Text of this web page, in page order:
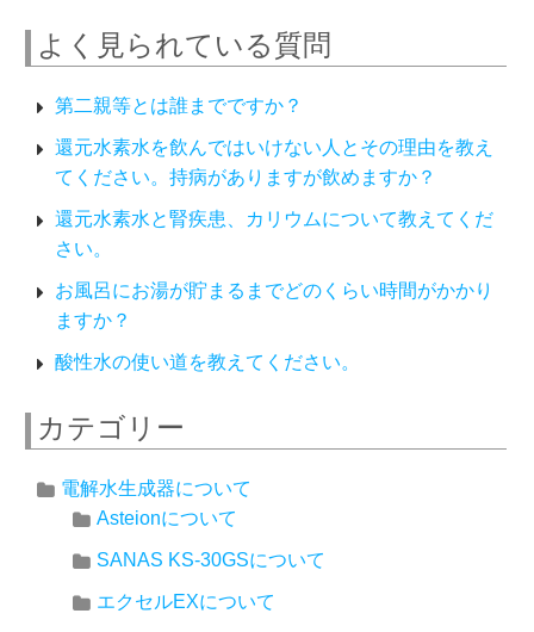
よく見られている質問
第二親等とは誰までですか？
還元水素水を飲んではいけない人とその理由を教え
てください。持病がありますが飲めますか？
還元水素水と腎疾患、カリウムについて教えてくだ
さい。
お風呂にお湯が貯まるまでどのくらい時間がかかり
ますか？
酸性水の使い道を教えてください。
カテゴリー
電解水生成器について
Asteionについて
SANAS KS-30GSについて
エクセルEXについて